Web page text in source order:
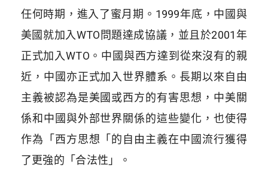
任何時期，進入了蜜月期。1999年底，中國與
美國就加入WTO問題達成協議，並且於2001年
正式加入WTO。中國與西方達到從來沒有的親
近，中國亦正式加入世界體系。長期以來自由
主義被認為是美國或西方的有害思想，中美關
係和中國與外部世界關係的這些變化，也使得
作為「西方思想「的自由主義在中國流行獲得
了更強的 「合法性 」 。